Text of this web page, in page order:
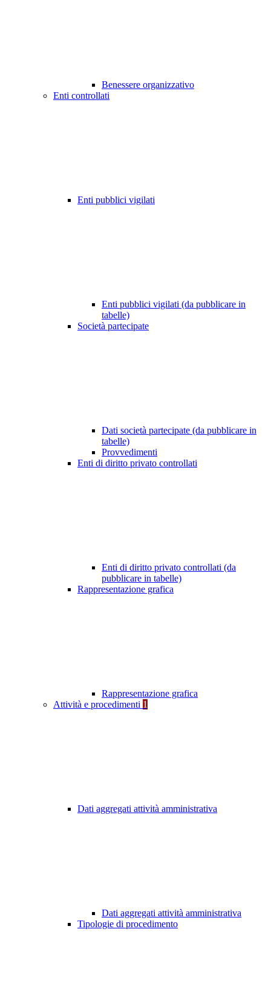
Benessere organizzativo
Enti controllati
Enti pubblici vigilati
Enti pubblici vigilati (da pubblicare in
tabelle)
Società partecipate
Dati società partecipate (da pubblicare in
tabelle)
Provvedimenti
Enti di diritto privato controllati
Enti di diritto privato controllati (da
pubblicare in tabelle)
Rappresentazione grafica
Rappresentazione grafica
Attività e procedimenti 1
Dati aggregati attività amministrativa
Dati aggregati attività amministrativa
Tipologie di procedimento